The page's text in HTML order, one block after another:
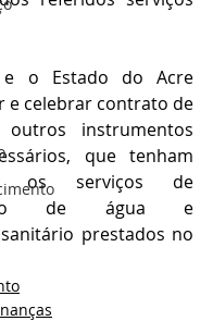
e o Estado do Acre
e celebrar contrato de
outros instrumentos
que tenham
os serviços de
de água e
prestados no